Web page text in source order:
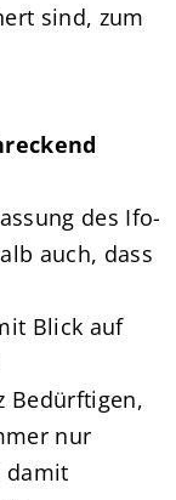
sind, zum
des Ifo-
auch, dass
Blick auf
Bedürftigen,
nur
damit